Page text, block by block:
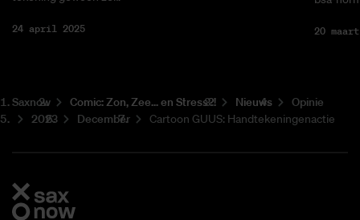
24 april 2025 20
Saxnow Co­mic: Zon, Zee... en Stress?! Nieuws
Opinie
2023
December Cartoon GUUS: Handtekeningenactie